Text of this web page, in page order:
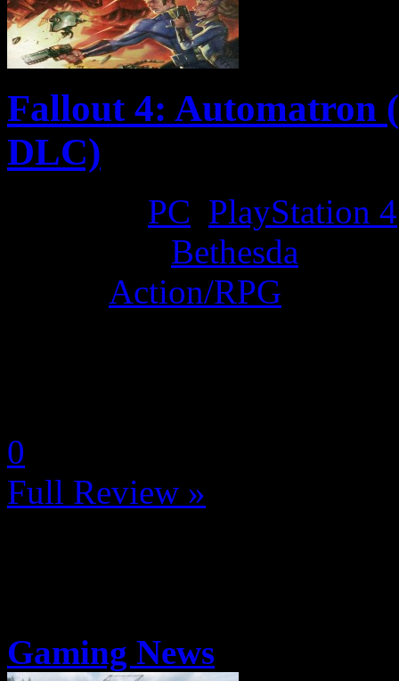
Fallout 4: Automatron
DLC)
PC PlayStation 4
Bethesda
Action/RPG
0
Full Review »
Gaming News